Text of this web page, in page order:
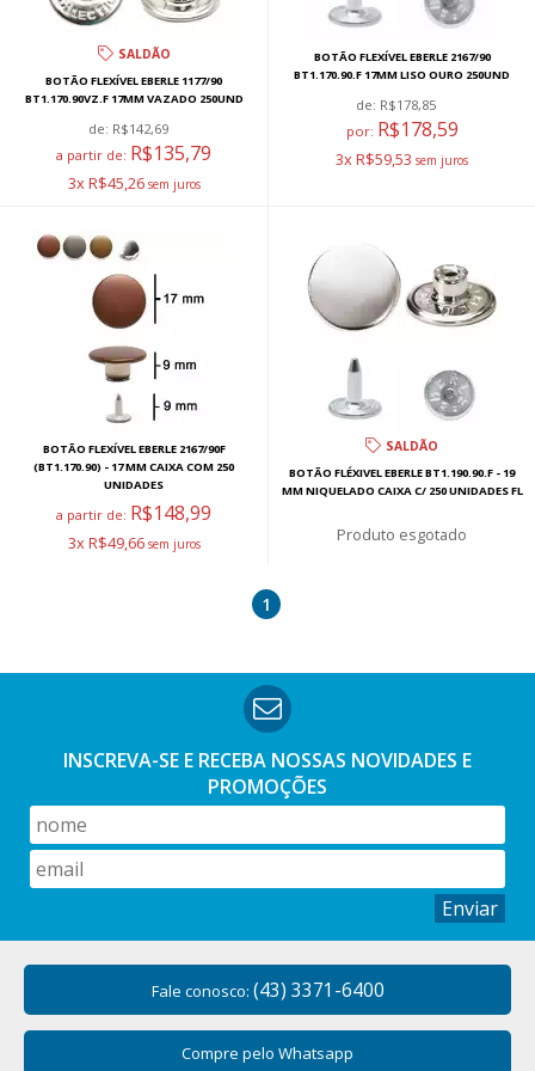
SALDÃO
BOTÃO FLEXÍVEL EBERLE 1177/90
BT1.170.90VZ.F 17MM VAZADO 250UND
de: R$142,69
a partir de: R$135,79
3x R$45,26
BOTÃO FLEXÍVEL EBERLE 2167/90
BT1.170.90.F 17MM LISO OURO 250UND
de: R$178,85
por: R$178,59
3x R$59,53
BOTÃO FLEXÍVEL EBERLE 2167/90F
(BT1.170.90) - 17 MM CAIXA COM 250
UNIDADES
a partir de: R$148,99
3x R$49,66
SALDÃO
BOTÃO FLÉXIVEL EBERLE BT1.190.90.F - 19
MM NIQUELADO CAIXA C/ 250 UNIDADES FL
esgotado
1
INSCREVA-SE E RECEBA NOSSAS NOVIDADES E
PROMOÇÕES
Enviar
Fale conosco: (43) 3371-6400
Compre pelo Whatsapp